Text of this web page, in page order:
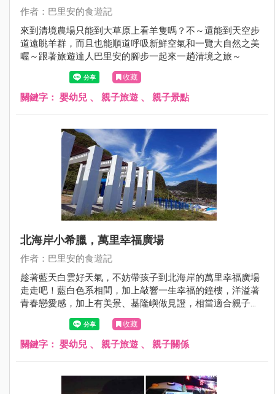
作者：巴里安的食遊記
來到清境農場只能到大草原上看羊隻嗎？不～還能到天空步
道遠眺羊群，而且也能順道呼吸新鮮空氣和一覽大自然之美
喔～跟著旅遊達人巴里安的腳步一起來一趟清境之旅～
收藏
關鍵字： 嬰幼兒 、 親子旅遊 、 親子景點
北海岸小希臘，萬里幸福廣場
作者：巴里安的食遊記
趁著藍天白雲好天氣，不妨帶孩子到北海岸的萬里幸福廣場
走走吧！藍白色系相間，加上敲響一生幸福的鐘樓，洋溢著
青春戀愛感，加上有美景、基隆嶼做見證，相當適合親子一
起來感受萬里無雲的海洋氛圍。
收藏
關鍵字： 嬰幼兒 、 親子旅遊 、 親子關係